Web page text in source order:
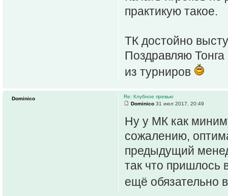
практикую такое.
ТК достойно
Поздравляю Тонга
из турниров
Re: Клубное превью
Dominico 31 июл 2017, 20:49
Ну у МК как
сожалению,
предыдущий
так что пришлось
ещё обязательно
Dominico